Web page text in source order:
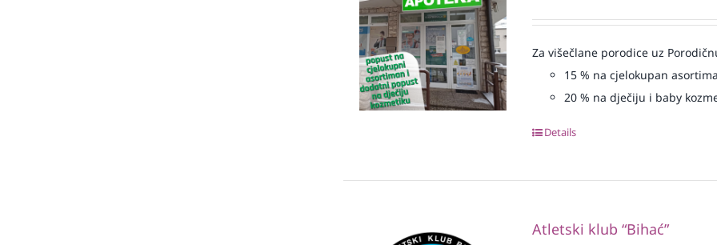
Za višečlane porodice uz
15 % na cjelokupan
20 % na dječiju i baby
Details
Atletski klub “Bihać”